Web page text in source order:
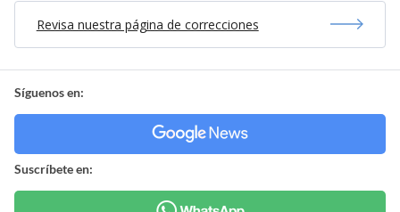
Revisa nuestra página de correcciones
Síguenos en:
Suscríbete en: